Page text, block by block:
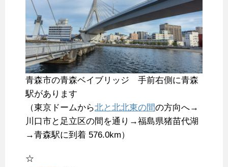
青森市の青森ベイブリッジ 手前右側に青森
駅があります
（東京ドームから北と北北東の間の方向へ→
川口市と足立区の間を通り→福島県猪苗代湖
→青森駅に到着 576.0km）
☆